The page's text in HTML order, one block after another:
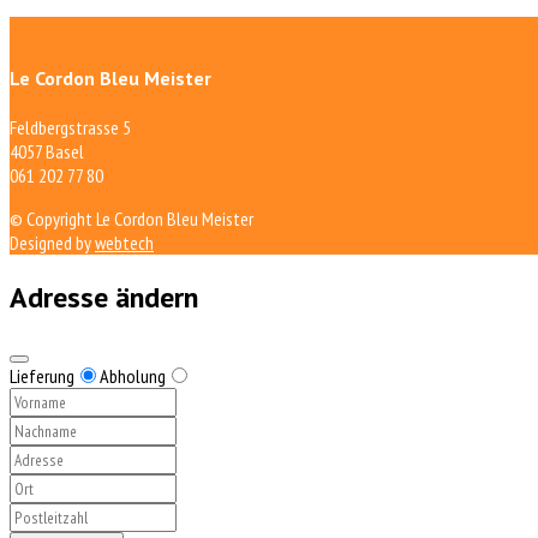
Le Cordon Bleu Meister
Feldbergstrasse 5
4057 Basel
061 202 77 80
© Copyright Le Cordon Bleu Meister
Designed bywebtech
Adresse ändern
Lieferung Abholung